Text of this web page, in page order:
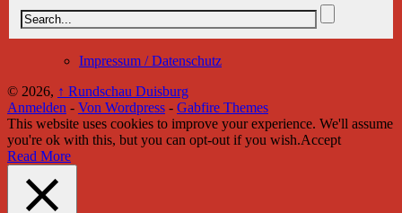
Impressum / Datenschutz
© 2026, ↑ Rundschau Duisburg
Anmelden - Von Wordpress - Gabfire Themes
This website uses cookies to improve your experience. We'll assume
you're ok with this, but you can opt-out if you wish.Accept
Read More